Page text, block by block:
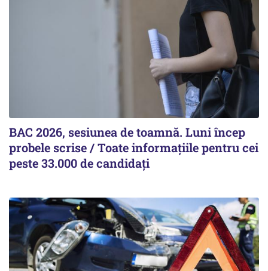
BAC 2026, sesiunea de toamnă. Luni încep
probele scrise / Toate informațiile pentru cei
peste 33.000 de candidați